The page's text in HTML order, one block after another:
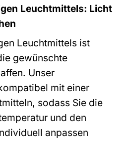
Leuchtmittels: Licht
Leuchtmittels ist
gewünschte
Unser
mit einer
sodass Sie die
und den
anpassen